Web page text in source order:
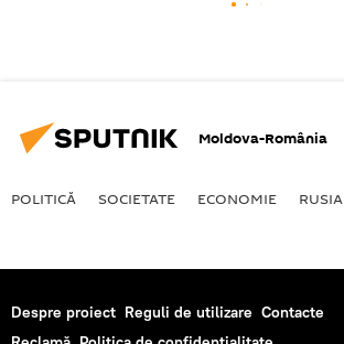
Moldova-România
POLITICĂ SOCIETATE ECONOMIE RUSIA
Despre proiect Reguli de utilizare Contacte